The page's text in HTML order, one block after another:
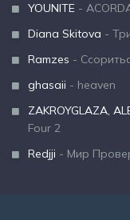
YOUNITE -
Diana Skitova -
Ramzes -
ghasaii - heaven
ZAKROYGLAZA,
Four 2
Redjji - Мир